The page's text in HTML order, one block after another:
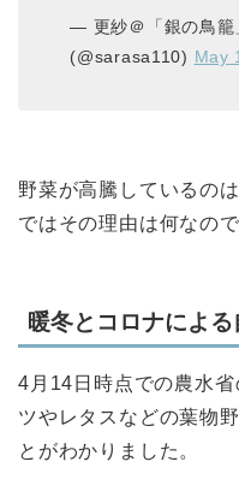
— 更紗＠「銀の鳥籠
(@sarasa110) May
野菜が高騰しているの
ではその理由は何なの
暖冬とコロナによ
4月14日時点での農水
ツやレタスなどの葉物
とがわかりました。